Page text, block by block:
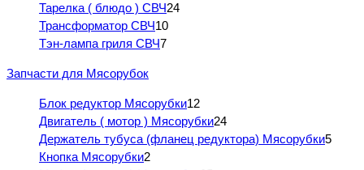
Тарелка ( блюдо ) СВЧ24
Трансформатор СВЧ10
Тэн-лампа гриля СВЧ7
Запчасти для Мясорубок
Блок редуктор Мясорубки12
Двигатель ( мотор ) Мясорубки24
Держатель тубуса (фланец редуктора) Мясорубки5
Кнопка Мясорубки2